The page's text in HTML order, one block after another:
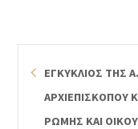
ΕΓΚΥΚΛΙΟΣ ΤΗΣ
ΑΡΧΙΕΠΙΣΚΟΠΟΥ
ΡΩΜΗΣ ΚΑΙ